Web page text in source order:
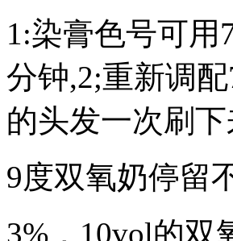
1:染膏色号可用
分钟,2;重新调
的头发一次刷
9度双氧奶停留
3%，10vol的双